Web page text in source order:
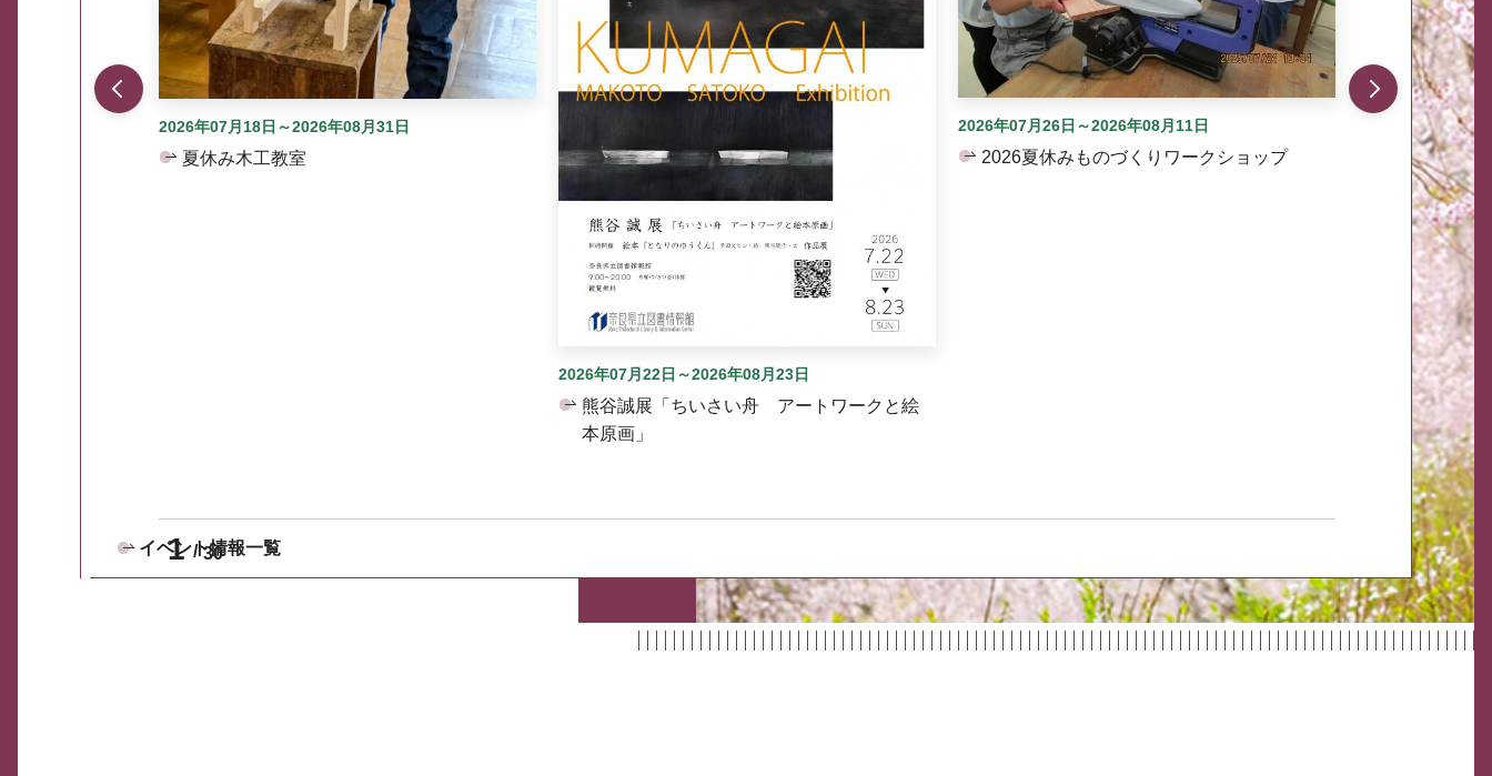
1 30
2026年07月18日～2026年08月31日
夏休み木工教室
2026年07月22日～2026年08月23日
熊谷誠展「ちいさい舟 アートワークと絵
本原画」
2026年07月26日～2026年08月11日
2026夏休みものづくりワークショップ
イベント情報一覧